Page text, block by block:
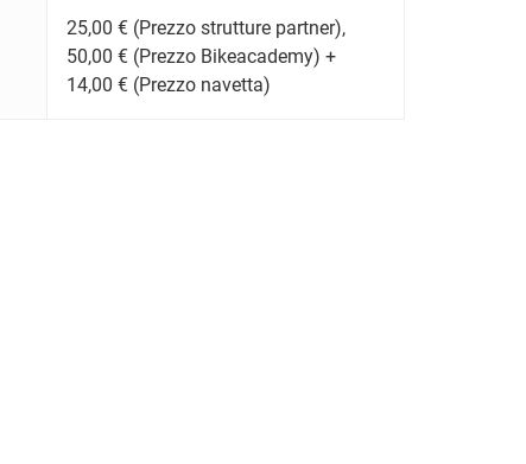
25,00 € (Prezzo strutture partner),
50,00 € (Prezzo Bikeacademy) +
14,00 € (Prezzo navetta)